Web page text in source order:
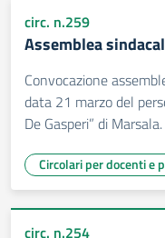
circ. n.259
Assemblea
Convocazione
data 21 marzo del
De Gasperi” di Marsala.
Circolari per docenti e
circ. n.254